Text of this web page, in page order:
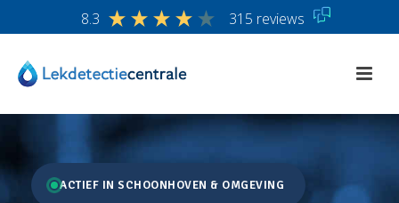
8.3 315 reviews
ACTIEF IN SCHOONHOVEN & OMGEVING